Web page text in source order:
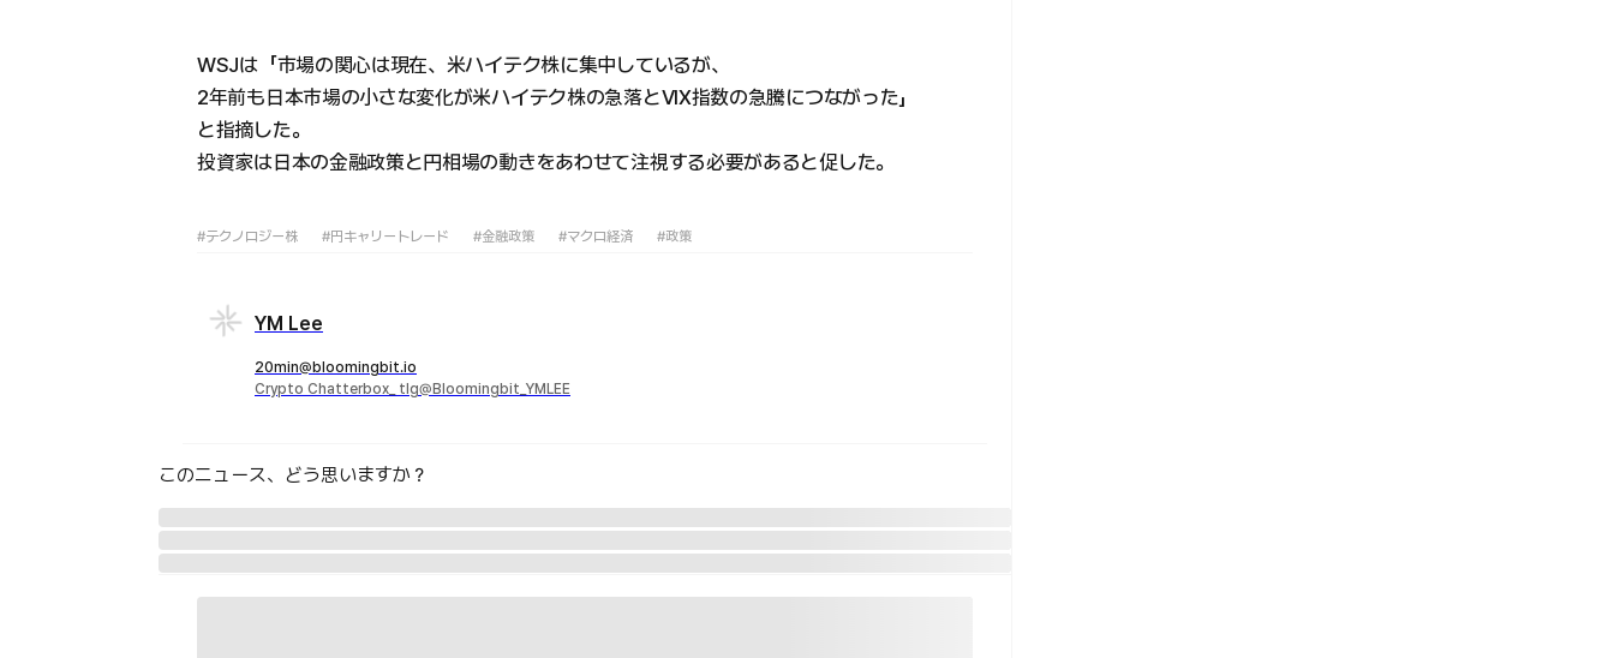
WSJは「市場の関心は現在、米ハイテク株に集中しているが、
2年前も日本市場の小さな変化が米ハイテク株の急落とVIX指数の急騰につながった」
と指摘した。
投資家は日本の金融政策と円相場の動きをあわせて注視する必要があると促した。
#テクノロジー株 #円キャリートレード #金融政策 #マクロ経済 #政策
YM Lee
20min@bloomingbit.io
Crypto Chatterbox_ tlg@Bloomingbit_YMLEE
このニュース、どう思いますか？